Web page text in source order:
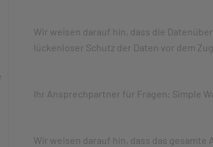
Wir weisen darauf hin, dass die
lückenloser Schutz der Daten vor dem
Ihr Ansprechpartner für Fragen: Simple
Wir weisen darauf hin, dass das